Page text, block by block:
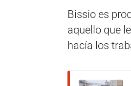
Bissio es
aquello que
hacía los